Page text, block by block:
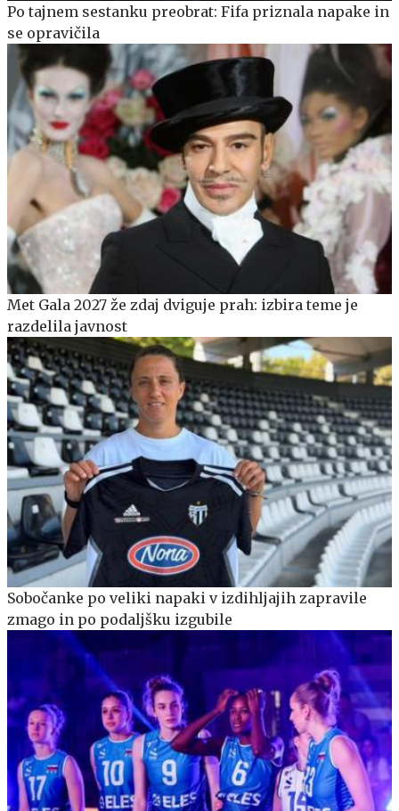
Po tajnem sestanku preobrat: Fifa priznala napake in
se opravičila
Met Gala 2027 že zdaj dviguje prah: izbira teme je
razdelila javnost
Sobočanke po veliki napaki v izdihljajih zapravile
zmago in po podaljšku izgubile